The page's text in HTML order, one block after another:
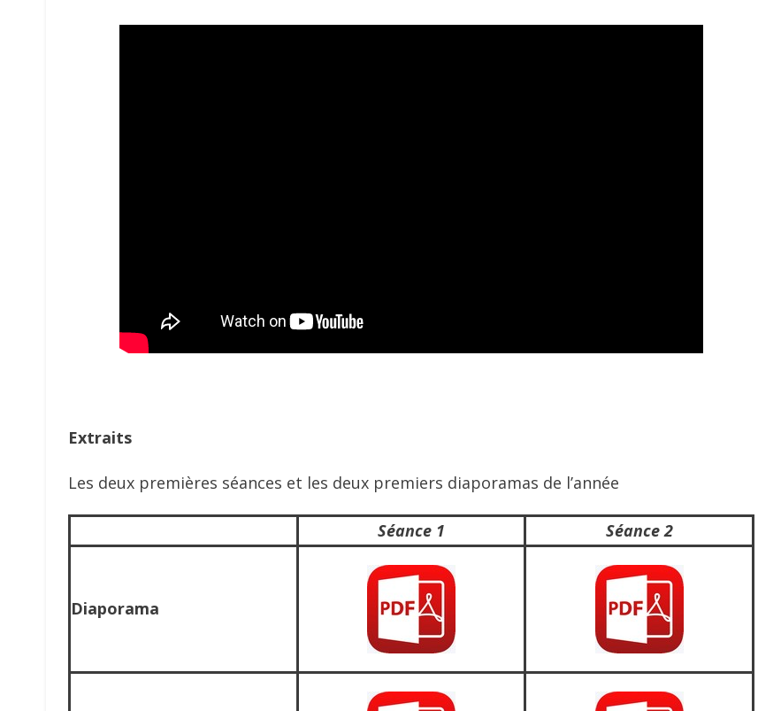
Extraits
Les deux premières séances et les deux premiers diaporamas de l’année
Séance 1 Séance 2
Diaporama